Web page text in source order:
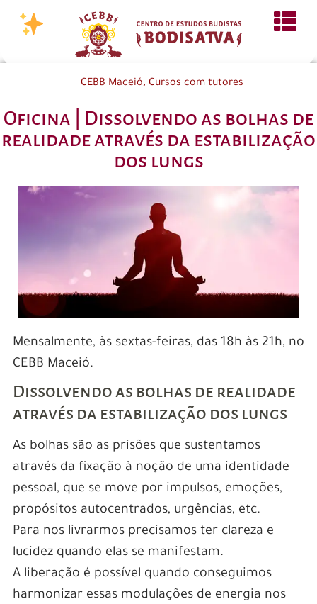
CEBB Maceió, Cursos com tutores
Oficina | Dissolvendo as bolhas de
realidade através da estabilização
dos lungs
Mensalmente, às sextas-feiras, das 18h às 21h, no
CEBB Maceió.
Dissolvendo as bolhas de realidade
através da estabilização dos lungs
As bolhas são as prisões que sustentamos
através da fixação à noção de uma identidade
pessoal, que se move por impulsos, emoções,
propósitos autocentrados, urgências, etc.
Para nos livrarmos precisamos ter clareza e
lucidez quando elas se manifestam.
A liberação é possível quando conseguimos
harmonizar essas modulações de energia nos